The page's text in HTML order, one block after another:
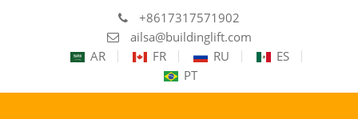
+8617317571902
ailsa@buildinglift.com
AR
FR RU
ES
PT